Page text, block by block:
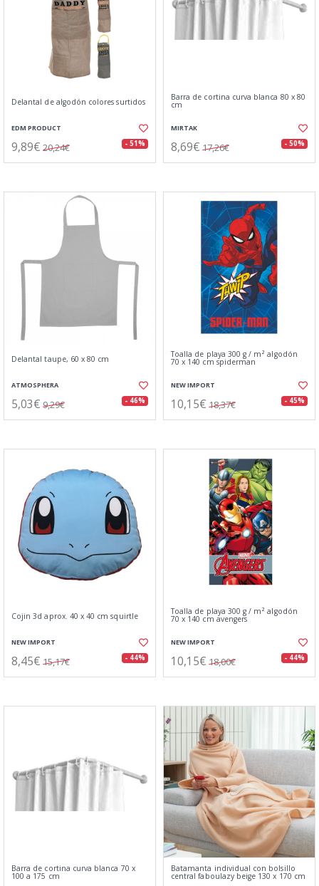
Delantal de algodón colores surtidos
EDM PRODUCT
9,89€ 20,24€ - 51%
Barra de cortina curva blanca 80 x 80
cm
MIRTAK
8,69€ 17,26€ - 50%
Delantal taupe, 60 x 80 cm
ATMOSPHERA
5,03€ 9,29€ - 46%
Toalla de playa 300 g / m² algodón
70 x 140 cm spiderman
NEW IMPORT
10,15€ 18,37€ - 45%
Cojin 3d aprox. 40 x 40 cm squirtle
NEW IMPORT
8,45€ 15,17€ - 44%
Toalla de playa 300 g / m² algodón
70 x 140 cm avengers
NEW IMPORT
10,15€ 18,00€ - 44%
Barra de cortina curva blanca 70 x
100 a 175 cm
Batamanta individual con bolsillo
central faboulazy beige 130 x 170 cm